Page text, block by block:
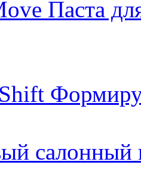
Паста
салонный